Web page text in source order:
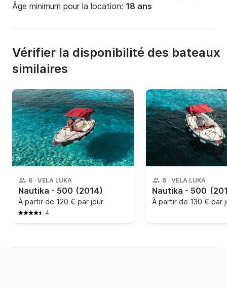
Âge minimum pour la location: 18 ans
Vérifier la disponibilité des bateaux
similaires
6 · VELA LUKA
Nautika - 500 (2014)
À partir de 120 € par jour
4
6 · VELA LUKA
Nautika - 500
À partir de 130 € par